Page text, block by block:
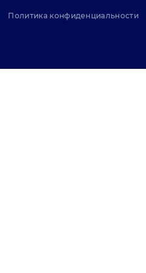
Политика конфиденциальности